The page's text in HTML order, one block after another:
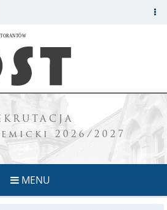
2026/2027
MENU